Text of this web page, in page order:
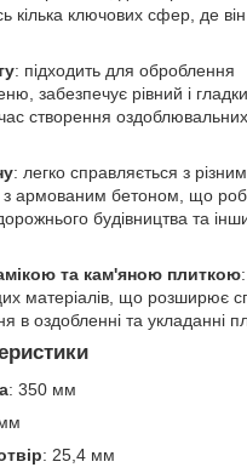
кілька ключових сфер, де
: підходить для оброблення
забезпечує рівний і
створення оздоблювальних
: легко справляється з
з армованим бетоном, що
будівництва та
та кам'яною плиткою:
матеріалів, що розширює
в оздобленні та укладанні
: 350 мм
: 25,4 мм